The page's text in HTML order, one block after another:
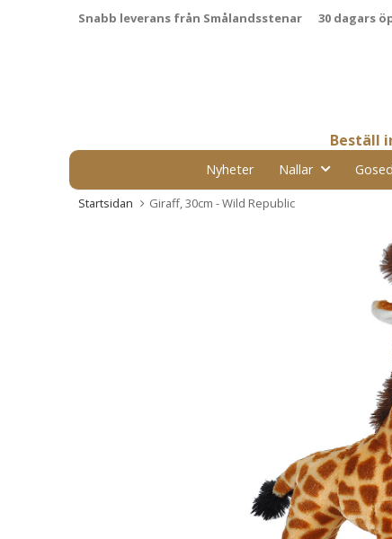
Snabb leverans från Smålandsstenar 30 dagars
Beställ
Nyheter Nallar
Startsidan Giraff, 30cm - Wild Republic